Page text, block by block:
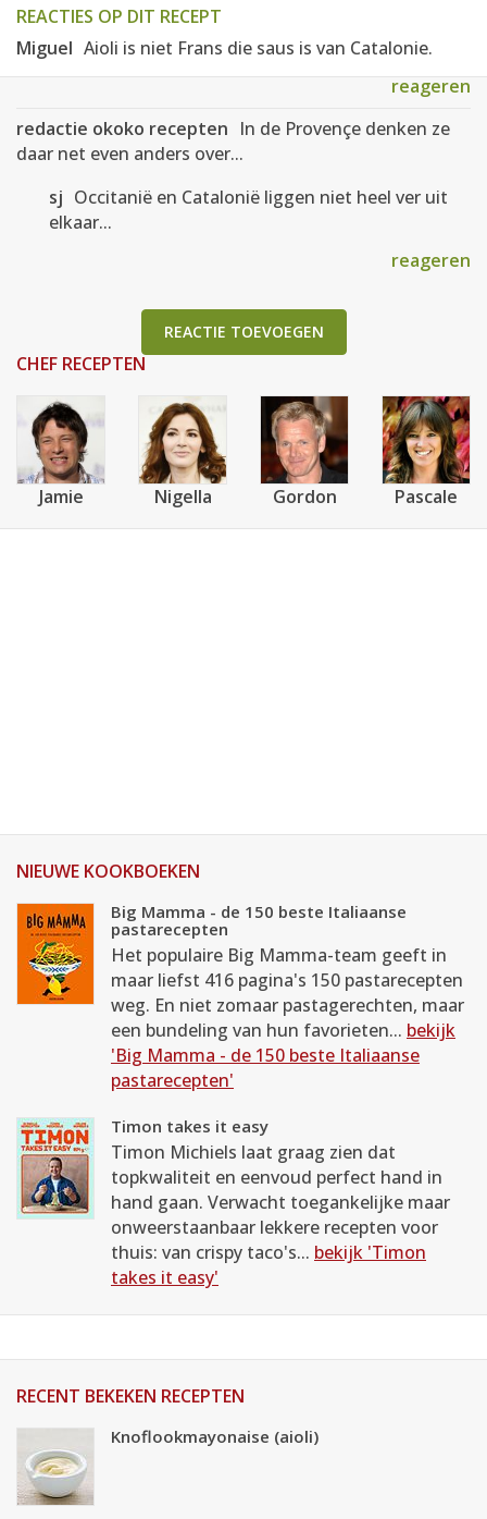
REACTIES OP DIT RECEPT
Miguel Aioli is niet Frans die saus is van Catalonie.
reageren
redactie okoko recepten In de Provençe denken ze
daar net even anders over...
sj Occitanië en Catalonië liggen niet heel ver uit
elkaar...
reageren
REACTIE TOEVOEGEN
CHEF RECEPTEN
Jamie Nigella Gordon Pascale
NIEUWE KOOKBOEKEN
Big Mamma - de 150 beste Italiaanse
pastarecepten
Het populaire Big Mamma-team geeft in
maar liefst 416 pagina's 150 pastarecepten
weg. En niet zomaar pastagerechten, maar
een bundeling van hun favorieten... bekijk
'Big Mamma - de 150 beste Italiaanse
pastarecepten'
Timon takes it easy
Timon Michiels laat graag zien dat
topkwaliteit en eenvoud perfect hand in
hand gaan. Verwacht toegankelijke maar
onweerstaanbaar lekkere recepten voor
thuis: van crispy taco's... bekijk 'Timon
takes it easy'
RECENT BEKEKEN RECEPTEN
Knoflookmayonaise (aioli)